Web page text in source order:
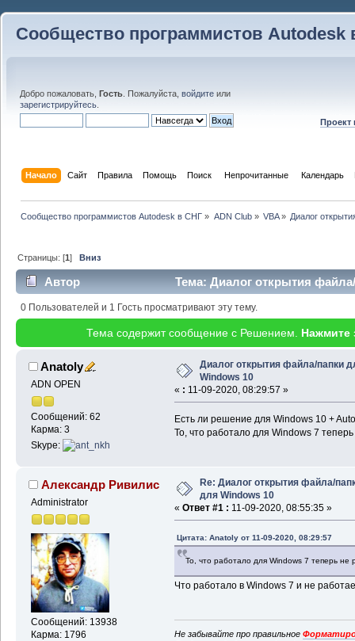
Сообщество программистов Autodesk
Добро пожаловать, Гость . Пожалуйста, войдите или
зарегистрируйтесь
Проект
Начало Сайт Правила Помощь Поиск Непрочитанные Календарь
Сообщество программистов Autodesk в СНГ » ADN Club» VBA» Диалог
Страницы: [1]Вниз
Автор
Тема: Диалог открытия
35188 раз)
0 Пользователей и 1 Гость просматривают эту тему.
Тема содержит сообщение с Решением. Нажмите
Anatoly
ADN OPEN
Сообщений: 62
Карма: 3
Skype:
Диалог открытия файла/папки
Windows 10
« : 11-09-2020, 08:29:57 »
Есть ли решение для Windows 10 +
То, что работало для Windows 7
Александр Ривилис
Administrator
Сообщений: 13938
Карма: 1796
Re: Диалог открытия файла/
для Windows 10
« Ответ #1 : 11-09-2020, 08:55:35 »
Цитата: Anatoly от 11-09-2020, 08:29:57
То, что работало для Windows 7 теперь не
Что работало в Windows 7 и не
Не забывайте про правильное